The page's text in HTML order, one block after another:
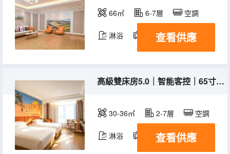
66㎡ 6-7層 空調
淋浴 電視機
查看供應
高級雙床房5.0｜智能客控｜65寸高清電視｜零壓床墊
30-36㎡ 2-7層 空調
淋浴 電視機
查看供應